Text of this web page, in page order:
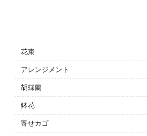
花束
アレンジメント
胡蝶蘭
鉢花
寄せカゴ